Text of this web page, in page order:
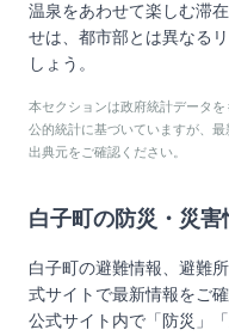
温泉をあわせて楽しむ滞
せは、都市部とは異なる
しょう。
本セクションは政府統計データ
公的統計に基づいていますが、
出典元をご確認ください。
白子町 の防災・災害
白子町の避難情報、避難
式サイトで最新情報をご確
公式サイト内で「防災」